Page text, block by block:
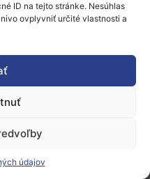
ID na tejto stránke. Nesúhlas
ovplyvniť určité vlastnosti a
údajov
Science Shop